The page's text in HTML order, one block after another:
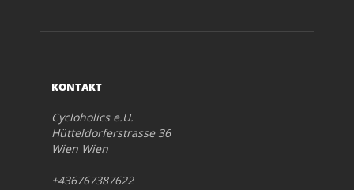
KONTAKT
Cycloholics e.U.
Hütteldorferstrasse 36
Wien Wien
+436767387622